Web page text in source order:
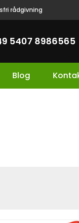
rådgivning
5407 8986565
Blog